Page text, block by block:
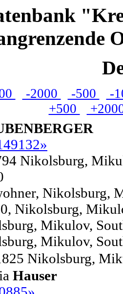
-2000 -500
-
+500
Nikolsburg,
Nikolsburg,
Nikolsburg,
Mikulov,
Mikulov,
Nikolsburg,
Hauser